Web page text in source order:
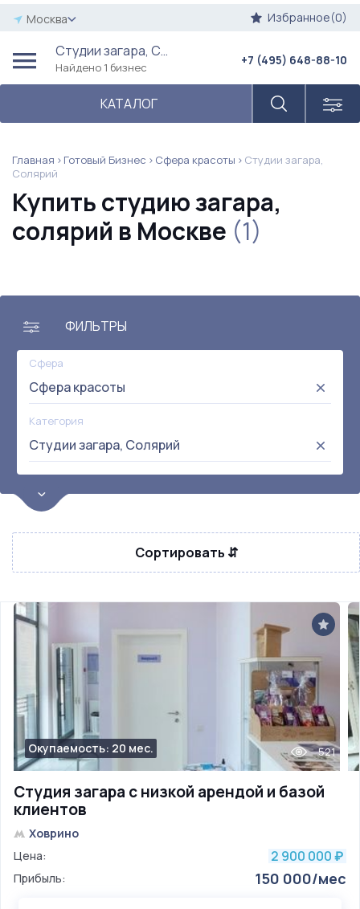
Москва Избранное(0)
Студии загара, Солярий
Найдено 1 бизнес
КАТАЛОГ
+7 (495) 648-88-10
Главная Готовый Бизнес Сфера красоты
Студии загара,
Солярий
Купить студию загара,
солярий в Москве (1)
ФИЛЬТРЫ
Сфера
Сфера красоты
Категория
Студии загара, Солярий
Цена
от:
до:
Прибыль
Метро
Не выбрана
Сортировать ⇵
Студия загара с низкой арендой и базой
клиентов
Окупаемость: 20 мес. 521
Ховрино
Цена:
2 900 000 ₽
Прибыль: 150 000/мес